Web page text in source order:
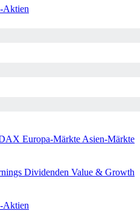
Aktien
Europa-Märkte Asien-Märkte
Dividenden Value & Growth
Aktien